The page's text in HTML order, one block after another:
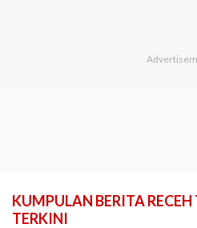
KUMPULAN BERITA RECEH
TERKINI